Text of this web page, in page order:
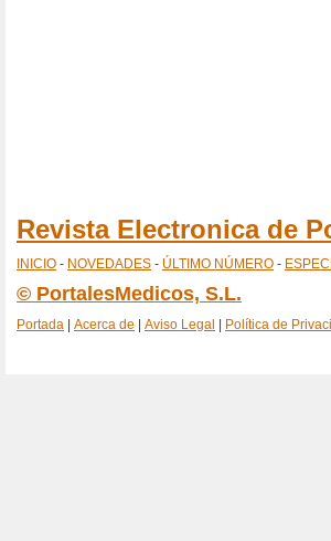
Revista Electronica de
INICIO - NOVEDADES - ÚLTIMO NÚMERO -
© PortalesMedicos, S.L.
Portada Acerca de Aviso Legal Política de